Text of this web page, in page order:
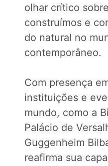
olhar crítico
construímos e
do natural no
contemporâneo.
Com presença
instituições e
mundo, como a
Palácio de
Guggenheim
reafirma sua